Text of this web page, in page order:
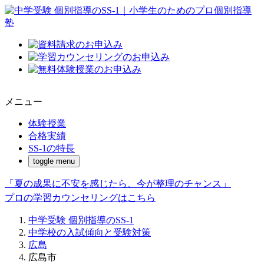
メニュー
体験授業
合格実績
SS-1の特長
toggle menu
「夏の成果に不安を感じたら、今が整理のチャンス」
プロの学習カウンセリングはこちら
中学受験 個別指導のSS-1
中学校の入試傾向と受験対策
広島
広島市